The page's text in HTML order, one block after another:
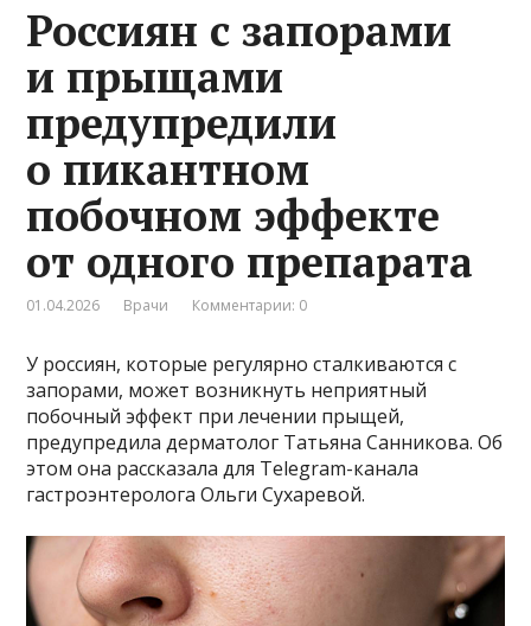
Россиян с запорами
и прыщами
предупредили
о пикантном
побочном эффекте
от одного препарата
01.04.2026 Врачи Комментарии: 0
У россиян, которые регулярно сталкиваются с
запорами, может возникнуть неприятный
побочный эффект при лечении прыщей,
предупредила дерматолог Татьяна Санникова. Об
этом она рассказала для Telegram-канала
гастроэнтеролога Ольги Сухаревой.